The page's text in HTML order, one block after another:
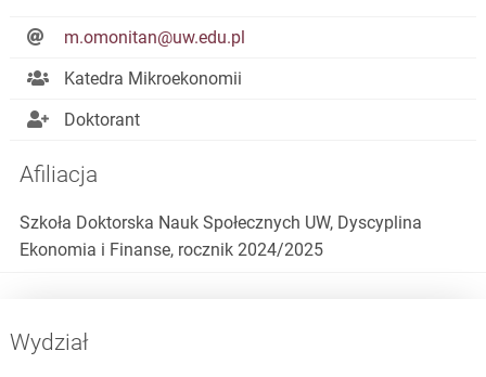
m.omonitan@uw.edu.pl
Katedra Mikroekonomii
Doktorant
Afiliacja
Szkoła Doktorska Nauk Społecznych UW, Dyscyplina
Ekonomia i Finanse, rocznik 2024/2025
Wydział